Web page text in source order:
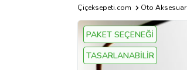
Çiçeksepeti.com Oto Aksesuar
PAKET SEÇENEĞİ
TASARLANABİLİR